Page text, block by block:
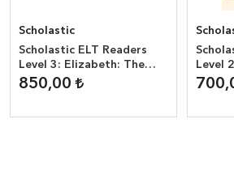
Scholastic
Scholastic ELT Readers
Level 3: Elizabeth: The
Golden Age + CD
850,00
Level